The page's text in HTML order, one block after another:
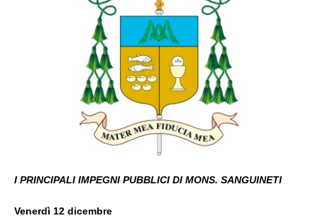
I PRINCIPALI IMPEGNI PUBBLICI DI MONS. SANGUINETI
Venerdì 12 dicembre